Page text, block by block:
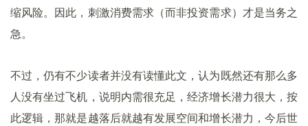
缩风险。因此，刺激消费需求（而非投资需求）才是当务之
急。
不过，仍有不少读者并没有读懂此文，认为既然还有那么多
人没有坐过飞机，说明内需很充足，经济增长潜力很大，按
此逻辑，那就是越落后就越有发展空间和增长潜力，今后世